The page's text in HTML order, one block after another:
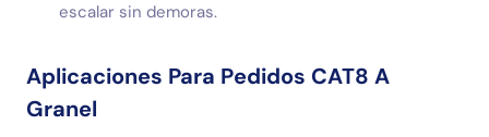
escalar sin demoras.
Aplicaciones Para Pedidos CAT8 A
Granel